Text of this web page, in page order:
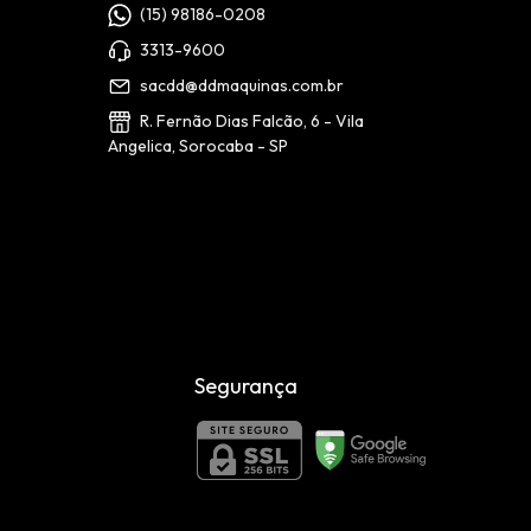
(15) 98186-0208
3313-9600
sacdd@ddmaquinas.com.br
R. Fernão Dias Falcão, 6 - Vila
Angelica, Sorocaba - SP
Segurança